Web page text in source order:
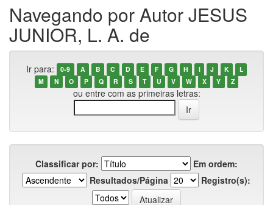
Navegando por Autor JESUS
JUNIOR, L. A. de
Ir para: 0-9 A B C D E F G H I J K
L
M
N O P Q R S T U V W X Y Z
ou entre com as primeiras letras:
Classificar por:
Em ordem:
Resultados/Página
Registro(s):